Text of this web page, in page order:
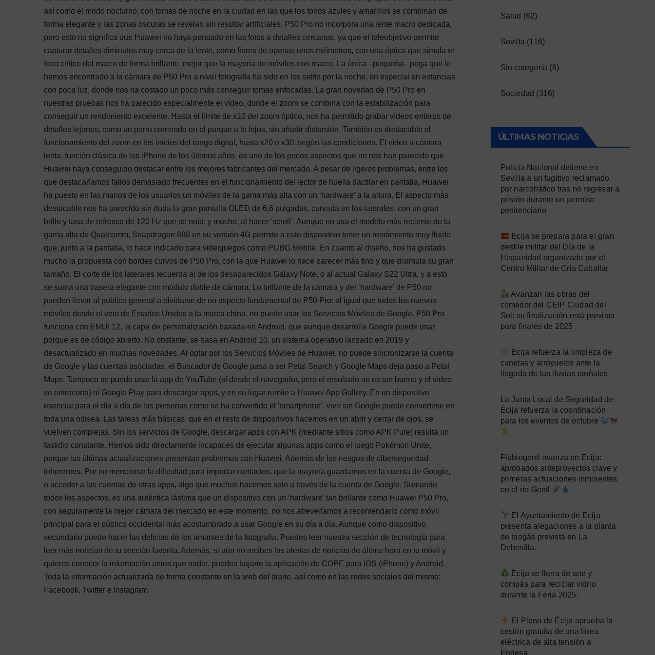
así como el modo nocturno, con tomas de noche en la ciudad en las que los tonos azules y amarillos se combinan de
forma elegante y las zonas oscuras se revelan sin resultar artificiales. P50 Pro no incorpora una lente macro dedicada,
pero esto no significa que Huawei no haya pensado en las fotos a detalles cercanos, ya que el teleobjetivo permite
capturar detalles diminutos muy cerca de la lente, como flores de apenas unos milímetros, con una óptica que simula el
foco crítico del macro de forma brillante, mejor que la mayoría de móviles con macro. La única –pequeña– pega que le
hemos encontrado a la cámara de P50 Pro a nivel fotografía ha sido en los selfis por la noche, en especial en estancias
con poca luz, donde nos ha costado un poco más conseguir tomas enfocadas. La gran novedad de P50 Pro en
nuestras pruebas nos ha parecido especialmente el vídeo, donde el zoom se combina con la estabilización para
conseguir un rendimiento excelente. Hasta el límite de x10 del zoom óptico, nos ha permitido grabar vídeos enteros de
detalles lejanos, como un perro corriendo en el parque a lo lejos, sin añadir distorsión. También es destacable el
funcionamiento del zoom en los inicios del rango digital, hasta x20 o x30, según las condiciones. El vídeo a cámara
lenta, función clásica de los iPhone de los últimos años, es uno de los pocos aspectos que no nos han parecido que
Huawei haya conseguido destacar entre los mejores fabricantes del mercado. A pesar de ligeros problemas, entre los
que destacaríamos fallos demasiado frecuentes en el funcionamiento del lector de huella dactilar en pantalla, Huawei
ha puesto en las manos de los usuarios un móviles de la gama más alta con un ‘hardware’ a la altura. El aspecto más
destacable nos ha parecido sin duda la gran pantalla OLED de 6,6 pulgadas, curvada en los laterales, con un gran
brillo y tasa de refresco de 120 Hz que se nota, y mucho, al hacer ‘scroll’. Aunque no usa el modelo más reciente de la
gama alta de Qualcomm, Snapdragon 888 en su versión 4G permite a este dispositivo tener un rendimiento muy fluido
que, junto a la pantalla, lo hace indicado para videojuegos como PUBG Mobile. En cuanto al diseño, nos ha gustado
mucho la propuesta con bordes curvos de P50 Pro, con la que Huawei lo hace parecer más fino y que disimula su gran
tamaño. El corte de los laterales recuerda al de los desaparecidos Galaxy Note, o al actual Galaxy S22 Ultra, y a esto
se suma una trasera elegante con módulo doble de cámara. Lo brillante de la cámara y del ‘hardware’ de P50 no
pueden llevar al público general a olvidarse de un aspecto fundamental de P50 Pro: al igual que todos los nuevos
móviles desde el veto de Estados Unidos a la marca china, no puede usar los Servicios Móviles de Google. P50 Pro
funciona con EMUI 12, la capa de personalización basada en Android, que aunque desarrolla Google puede usar
porque es de código abierto. No obstante, se basa en Android 10, un sistema operativo lanzado en 2019 y
desactualizado en muchas novedades. Al optar por los Servicios Móviles de Huawei, no puede sincronizarse la cuenta
de Google y las cuentas asociadas, el Buscador de Google pasa a ser Petal Search y Google Maps deja paso a Petal
Maps. Tampoco se puede usar la app de YouTube (sí desde el navegador, pero el resultado no es tan bueno y el vídeo
se entrecorta) ni Google Play para descargar apps, y en su lugar remite a Huawei App Gallery. En un dispositivo
esencial para el día a día de las personas como se ha convertido el ‘smartphone’, vivir sin Google puede convertirse en
toda una odisea. Las tareas más básicas, que en el resto de dispositivos hacemos en un abrir y cerrar de ojos, se
vuelven complejas. Sin los servicios de Google, descargar apps con APK (mediante sitios como APK Pure) resulta un
fastidio constante. Hemos sido directamente incapaces de ejecutar algunas apps como el juego Pokémon Unite,
porque las últimas actualizaciones presentan problemas con Huawei. Además de los riesgos de ciberseguridad
inherentes. Por no mencionar la dificultad para importar contactos, que la mayoría guardamos en la cuenta de Google,
o acceder a las cuentas de otras apps, algo que muchos hacemos solo a través de la cuenta de Google. Sumando
todos los aspectos, es una auténtica lástima que un dispositivo con un ‘hardware’ tan brillante como Huawei P50 Pro,
con seguramente la mejor cámara del mercado en este momento, no nos atreveríamos a recomendarlo como móvil
principal para el público occidental más acostumbrado a usar Google en su día a día. Aunque como dispositivo
secundario puede hacer las delicias de los amantes de la fotografía. Puedes leer nuestra sección de tecnología para
leer más noticias de tu sección favorita. Además, si aún no recibes las alertas de noticias de última hora en tu móvil y
quieres conocer la información antes que nadie, puedes bajarte la aplicación de COPE para iOS (iPhone) y Android.
Toda la información actualizada de forma constante en la web del diario, así como en las redes sociales del mismo:
Facebook, Twitter e Instagram.
Salud (62)
Sevilla (116)
Sin categoría (6)
Sociedad (316)
ÚLTIMAS NOTICIAS
Policía Nacional detiene en
Sevilla a un fugitivo reclamado
por narcotráfico tras no regresar a
prisión durante un permiso
penitenciario
Écija se prepara para el gran
desfile militar del Día de la
Hispanidad organizado por el
Centro Militar de Cría Caballar
Avanzan las obras del
comedor del CEIP Ciudad del
Sol: su finalización está prevista
para finales de 2025
Écija refuerza la limpieza de
cunetas y arroyuelos ante la
llegada de las lluvias otoñales
La Junta Local de Seguridad de
Écija refuerza la coordinación
para los eventos de octubre
Flubiogenil avanza en Écija:
aprobados anteproyectos clave y
primeras actuaciones inminentes
en el río Genil
.
El Ayuntamiento de Écija
presenta alegaciones a la planta
de biogás prevista en La
Dehesilla.
Écija se llena de arte y
compás para reciclar vidrio
durante la Feria 2025.
El Pleno de Écija aprueba la
cesión gratuita de una línea
eléctrica de alta tensión a
Endesa